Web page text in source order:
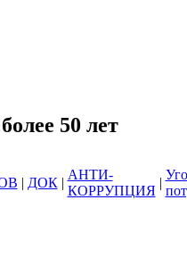
| ДОК |
АНТИ-
КОРРУПЦИЯ
|